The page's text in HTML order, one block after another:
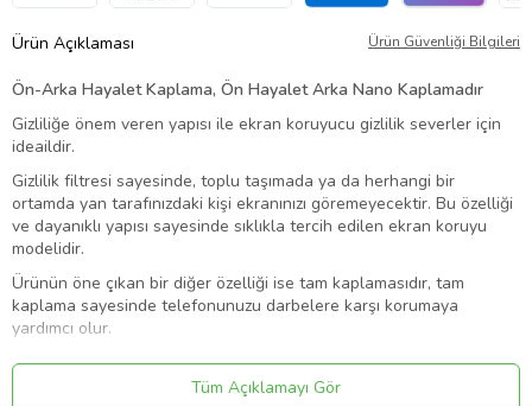
Ürün Açıklaması Ürün Güvenliği Bilgileri
Ön-Arka Hayalet Kaplama, Ön Hayalet Arka Nano Kaplamadır
Gizliliğe önem veren yapısı ile ekran koruyucu gizlilik severler için
ideaildir.
Gizlilik filtresi sayesinde, toplu taşımada ya da herhangi bir
ortamda yan tarafınızdaki kişi ekranınızı göremeyecektir. Bu özelliği
ve dayanıklı yapısı sayesinde sıklıkla tercih edilen ekran koruyu
modelidir.
Ürünün öne çıkan bir diğer özelliği ise tam kaplamasıdır, tam
kaplama sayesinde telefonunuzu darbelere karşı korumaya
yardımcı olur.
Hayalet ekran koruyucunun ayrıca dokunmatik hassasiyeti oldukça
Tüm Açıklamayı Gör